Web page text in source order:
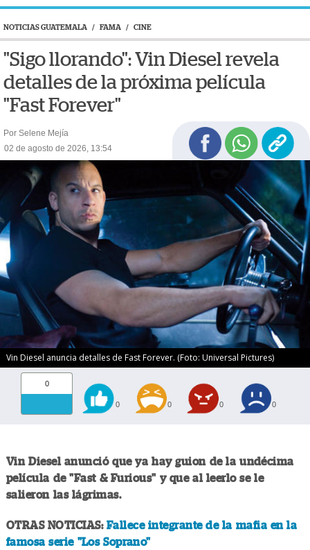
NOTICIAS GUATEMALA / FAMA / CINE
"Sigo llorando": Vin Diesel revela
detalles de la próxima película
"Fast Forever"
Por Selene Mejía
02 de agosto de 2026, 13:54
Vin Diesel anuncia detalles de Fast Forever. (Foto: Universal Pictures)
0
0 0 0 0
Vin Diesel anunció que ya hay guion de la undécima
película de "Fast & Furious" y que al leerlo se le
salieron las lágrimas.
OTRAS NOTICIAS: Fallece integrante de la mafia en la
famosa serie "Los Soprano"